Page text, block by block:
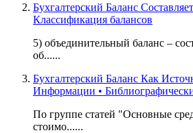
Бухгалтерский Баланс
Классификация балансов
5) объединительный баланс –
об......
Бухгалтерский Баланс Как
Информации •
По группе статей "Основные
стоимо......